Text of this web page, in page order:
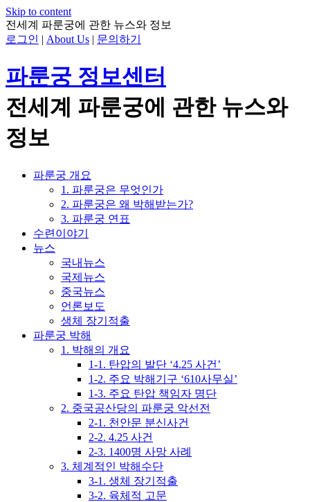
Skip to content
전세계 파룬궁에 관한 뉴스와 정보
로그인 | About Us | 문의하기
파룬궁 정보센터
전세계 파룬궁에 관한 뉴스와
정보
파룬궁 개요
1. 파룬궁은 무엇인가
2. 파룬궁은 왜 박해받는가?
3. 파룬궁 연표
수련이야기
뉴스
국내뉴스
국제뉴스
중국뉴스
언론보도
생체 장기적출
파룬궁 박해
1. 박해의 개요
1-1. 탄압의 발단 ‘4.25 사건’
1-2. 주요 박해기구 ‘610사무실’
1-3. 주요 탄압 책임자 명단
2. 중국공산당의 파룬궁 악선전
2-1. 천안문 분신사건
2-2. 4.25 사건
2-3. 1400명 사망 사례
3. 체계적인 박해수단
3-1. 생체 장기적출
3-2. 육체적 고문